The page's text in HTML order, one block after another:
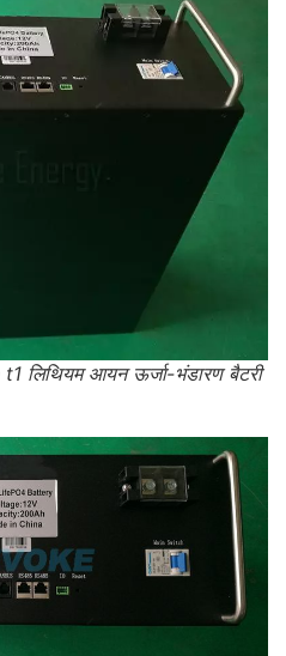
लिथियम आयन ऊर्जा-भंडारण बैटरी